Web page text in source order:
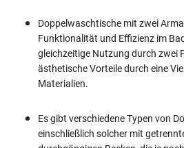
Doppelwaschtische mit zwei
Funktionalität und Effizienz im
gleichzeitige Nutzung durch zwei
ästhetische Vorteile durch eine
Materialien.
Es gibt verschiedene Typen von
einschließlich solcher mit